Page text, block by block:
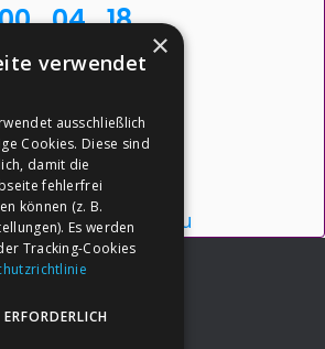
KB
05-2026
Vorschau
×
verwendet
ausschließlich
Cookies. Diese sind
damit die
fehlerfrei
können (z. B.
Es werden
Tracking-Cookies